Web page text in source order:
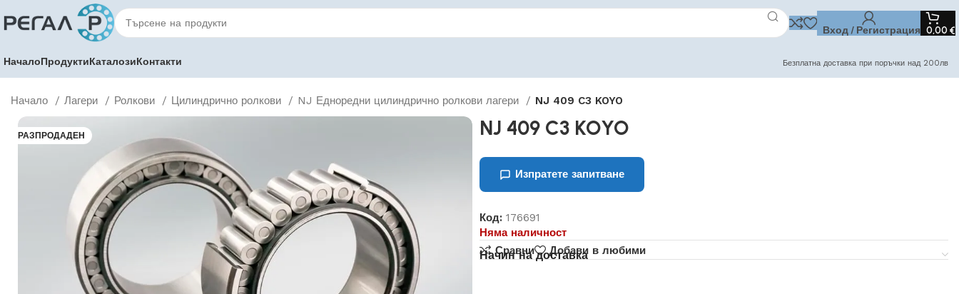
Вход / Регистрация 0,00 €
НачалоПродуктиКаталозиКонтакти Безплатна доставка при поръчки над 200лв
Начало Лагери Ролкови Цилиндрично ролкови NJ Едноредни цилиндрично ролкови лагери NJ 409 C3 KOYO
РАЗПРОДАДЕН NJ 409 C3 KOYO
Изпратете запитване
Код: 176691
Няма наличност
Сравни
Добави в любими
Начин на доставка